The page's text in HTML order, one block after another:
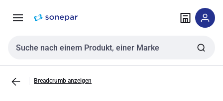
NavigationInhalt
Sucheingabe
Breadcrumb anzeigen